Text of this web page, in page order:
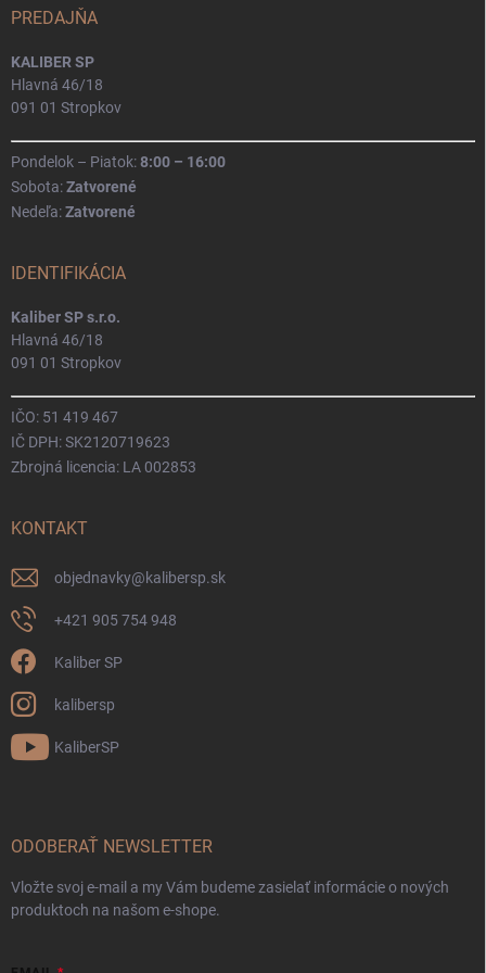
PREDAJŇA
KALIBER SP
Hlavná 46/18
091 01 Stropkov
Pondelok – Piatok:8:00 – 16:00
Sobota:Zatvorené
Nedeľa:Zatvorené
IDENTIFIKÁCIA
Kaliber SP s.r.o.
Hlavná 46/18
091 01 Stropkov
IČO: 51 419 467
IČ DPH: SK2120719623
Zbrojná licencia: LA 002853
KONTAKT
objednavky@kalibersp.sk
+421 905 754 948
Kaliber SP
kalibersp
KaliberSP
ODOBERAŤ NEWSLETTER
Vložte svoj e-mail a my Vám budeme zasielať informácie o nových
produktoch na našom e-shope.